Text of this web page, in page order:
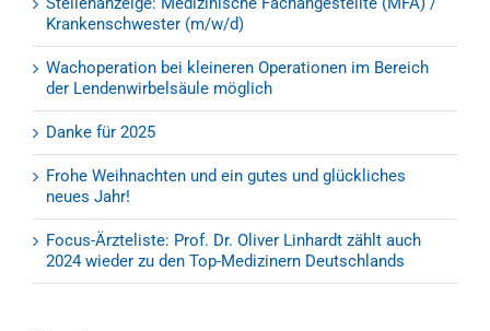
Krankenschwester (m/w/d)
Wachoperation bei kleineren Operationen im Bereich
der Lendenwirbelsäule möglich
Danke für 2025
Frohe Weihnachten und ein gutes und glückliches
neues Jahr!
Focus-Ärzteliste: Prof. Dr. Oliver Linhardt zählt auch
2024 wieder zu den Top-Medizinern Deutschlands